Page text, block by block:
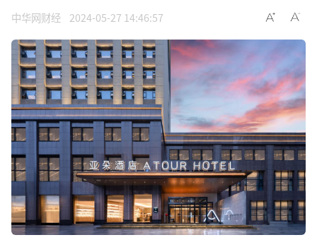
中华网财经 2024-05-27 14:46:57